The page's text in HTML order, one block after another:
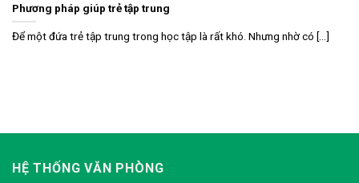
Phương pháp giúp trẻ tập trung
Để một đứa trẻ tập trung trong học tập là rất khó. Nhưng nhờ có [...]
HỆ THỐNG VĂN PHÒNG